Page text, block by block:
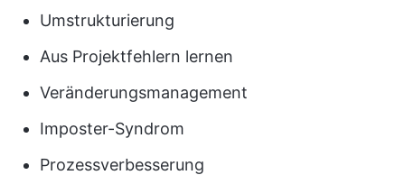
Umstrukturierung
Aus Projektfehlern lernen
Veränderungsmanagement
Imposter-Syndrom
Prozessverbesserung